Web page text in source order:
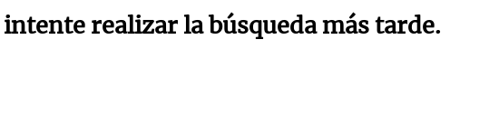
realizar la búsqueda más tarde.